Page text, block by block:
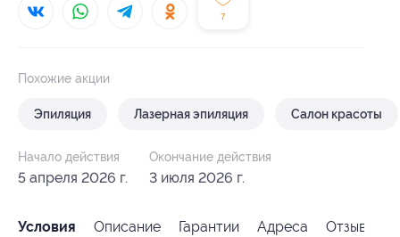
7
Похожие акции
Эпиляция Лазерная эпиляция Салон красоты
Начало действия
5 апреля 2026 г.
Окончание действия
3 июля 2026 г.
Условия Описание Гарантии Адреса Отзывы